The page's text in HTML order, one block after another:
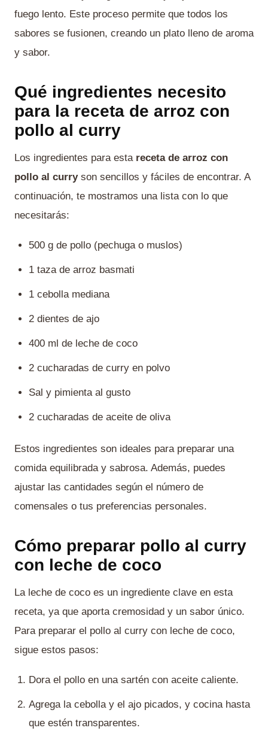
fuego lento. Este proceso permite que todos los
sabores se fusionen, creando un plato lleno de aroma
y sabor.
Qué ingredientes necesito
para la receta de arroz con
pollo al curry
Los ingredientes para esta receta de arroz con
pollo al curryson sencillos y fáciles de encontrar. A
continuación, te mostramos una lista con lo que
necesitarás:
500 g de pollo (pechuga o muslos)
1 taza de arroz basmati
1 cebolla mediana
2 dientes de ajo
400 ml de leche de coco
2 cucharadas de curry en polvo
Sal y pimienta al gusto
2 cucharadas de aceite de oliva
Estos ingredientes son ideales para preparar una
comida equilibrada y sabrosa. Además, puedes
ajustar las cantidades según el número de
comensales o tus preferencias personales.
Cómo preparar pollo al curry
con leche de coco
La leche de coco es un ingrediente clave en esta
receta, ya que aporta cremosidad y un sabor único.
Para preparar el pollo al curry con leche de coco,
sigue estos pasos:
Dora el pollo en una sartén con aceite caliente.
Agrega la cebolla y el ajo picados, y cocina hasta
que estén transparentes.